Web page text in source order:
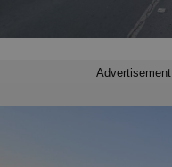
Advertisement